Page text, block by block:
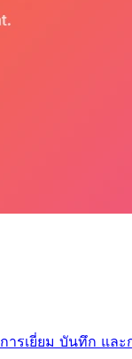
ารเยี่ยม บันทึก แล